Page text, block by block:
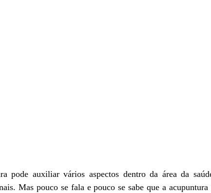
pode auxiliar vários aspectos dentro da área da
Mas pouco se fala e pouco se sabe que a